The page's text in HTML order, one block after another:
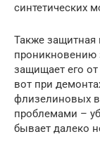
синтетических
Также защитная
проникновению
защищает его
вот при
флизелиновых
проблемами –
бывает далеко